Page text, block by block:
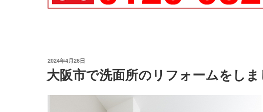
投
稿
日:
2024年4月26日
大阪市で洗面所のリフォームをしま